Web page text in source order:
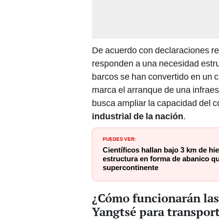
De acuerdo con declaraciones
responden a una necesidad
barcos se han convertido en un
marca el arranque de una
busca ampliar la capacidad del
industrial de la nación.
PUEDES VER:
Científicos hallan bajo 3 km de
estructura en forma de abanico
supercontinente
¿Cómo funcionarán
Yangtsé para